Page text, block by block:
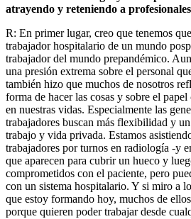
atrayendo y reteniendo a
R: En primer lugar, creo que tenemos
trabajador hospitalario de un mundo
trabajador del mundo prepandémico.
una presión extrema sobre el personal
también hizo que muchos de nosotros
forma de hacer las cosas y sobre el
en nuestras vidas. Especialmente las
trabajadores buscan más flexibilidad y
trabajo y vida privada. Estamos
trabajadores por turnos en radiología -y
que aparecen para cubrir un hueco y
comprometidos con el paciente, pero
con un sistema hospitalario. Y si miro a
que estoy formando hoy, muchos de
porque quieren poder trabajar desde